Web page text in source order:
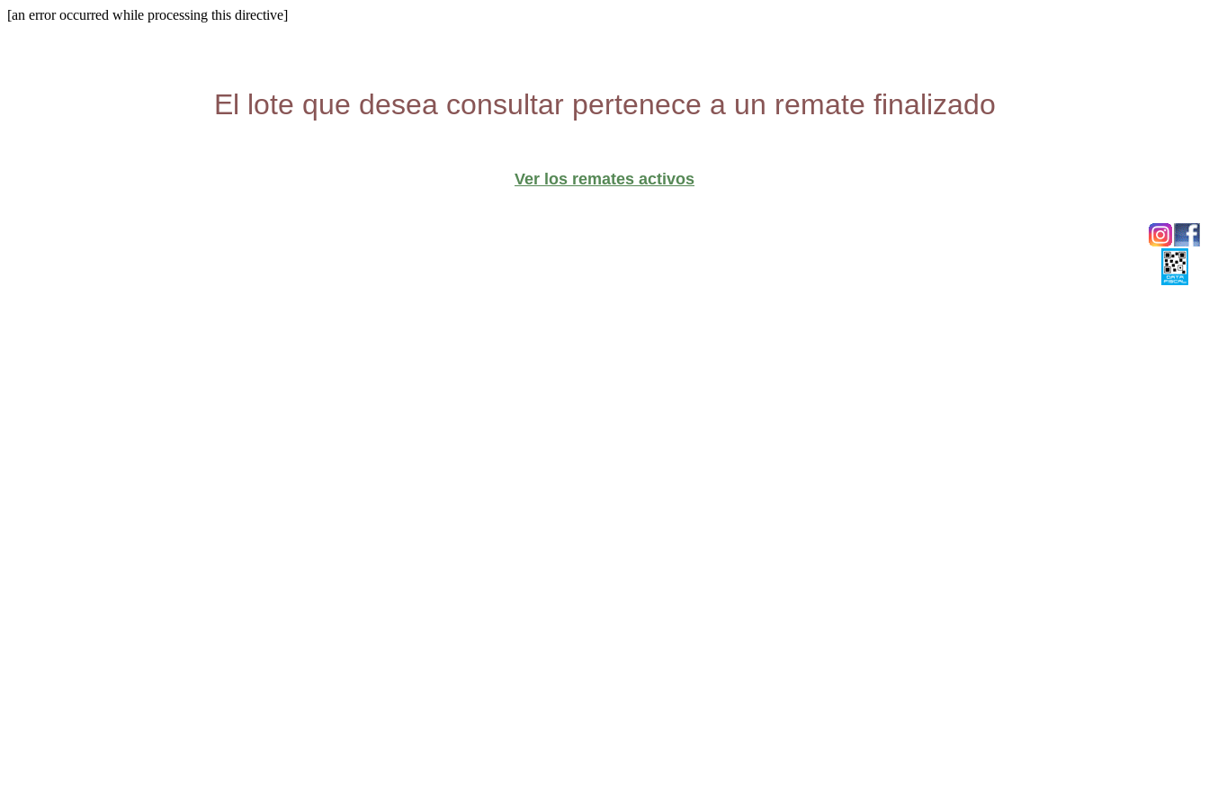
[an error occurred while processing this directive]
El lote que desea consultar pertenece a un remate finalizado
Ver los remates activos